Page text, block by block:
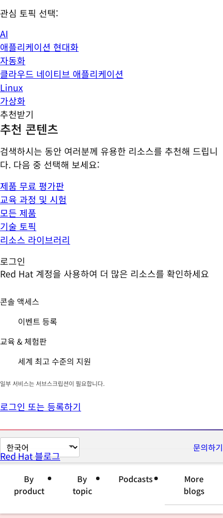
관심 토픽 선택:
AI
애플리케이션 현대화
자동화
클라우드 네이티브 애플리케이션
Linux
가상화
추천받기
추천 콘텐츠
검색하시는 동안 여러분께 유용한 리소스를 추천해 드립니
다. 다음 중 선택해 보세요:
제품 무료 평가판
교육 과정 및 시험
모든 제품
기술 토픽
리소스 라이브러리
로그인
Red Hat 계정을 사용하여 더 많은 리소스를 확인하세요
콘솔 액세스
이벤트 등록
교육 & 체험판
세계 최고 수준의 지원
일부 서비스는 서브스크립션이 필요합니다.
로그인 또는 등록하기
페
이
변
문의하기
Red Hat 블로그
By
product
By
topic
Podcasts
More
blogs